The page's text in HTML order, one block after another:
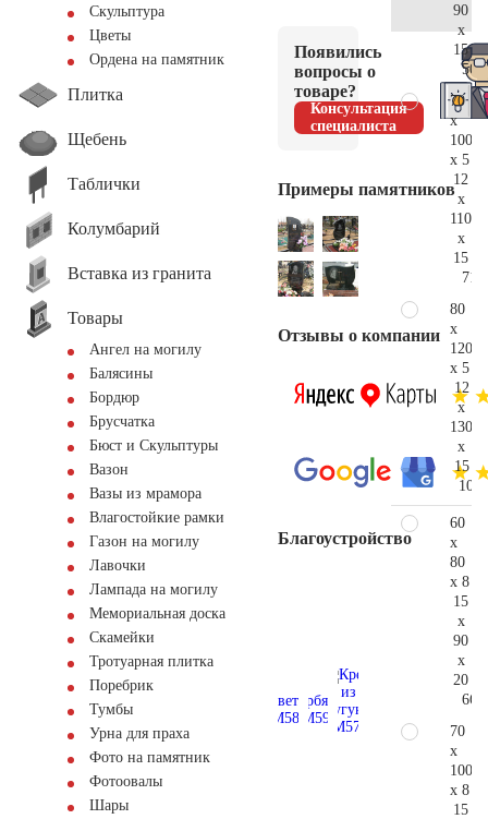
Скульптура
Цветы
Ордена на памятник
Плитка
Щебень
Таблички
Колумбарий
Вставка из гранита
Товары
Ангел на могилу
Балясины
Бордюр
Брусчатка
Бюст и Скульптуры
Вазон
Вазы из мрамора
Влагостойкие рамки
Газон на могилу
Лавочки
Лампада на могилу
Мемориальная доска
Скамейки
Тротуарная плитка
Поребрик
Тумбы
Урна для праха
Фото на памятник
Фотоовалы
Шары
Появились
вопросы о
товаре?
Консультация
специалиста
Примеры памятников
Отзывы о компании
Благоустройство
90
x
15
70
x
100
x 5
12
x
110
x
15
80
x
120
x 5
12
x
130
x
15
60
x
80
x 8
15
x
90
x
20
70
x
100
x 8
15